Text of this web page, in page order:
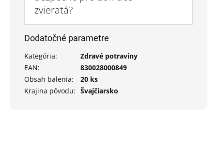
zvieratá?
Dodatočné parametre
Kategória:
Zdravé potraviny
EAN:
830028000849
Obsah balenia:
20 ks
Krajina pôvodu: Švajčiarsko